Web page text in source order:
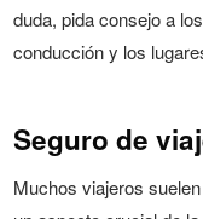
duda, pida consejo a
conducción y los
Seguro de
Muchos viajeros